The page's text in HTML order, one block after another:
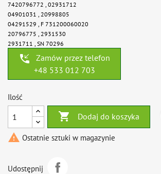
7420796772 , 02931712
04901031 , 20998805
04291529 , F 731200060020
20796775 , 2931530
2931711 , SN 70296
phone_callback
Zamów przez telefon
+48 533 012 703
Ilość
 Dodaj do koszyka
 Ostatnie sztuki w magazynie
Udostępnij